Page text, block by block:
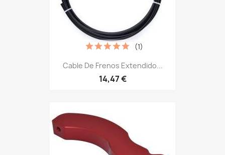
Cable De Frenos Extendido...
14,47 €
(1)